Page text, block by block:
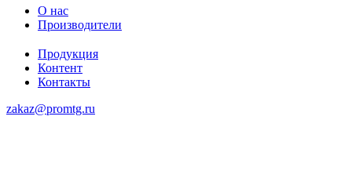
О нас
Производители
Продукция
Контент
Контакты
zakaz@promtg.ru